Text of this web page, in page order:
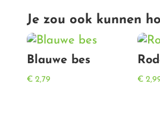
Je zou ook kunnen
Blauwe bes
€2,79 €